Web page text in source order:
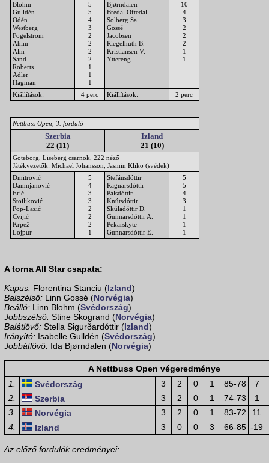
Blohm
Gulldén
Odén
Westberg
Fogelström
Ahlm
Alm
Sand
Roberts
Adler
Hagman
5
5
4
3
2
2
2
2
1
1
1
Bjørndalen
Bredal Oftedal
Solberg Sa.
Gossé
Jacobsen
Riegelhuth B.
Kristiansen V.
Yttereng
10
4
3
2
2
2
1
1
Kiállítások: 4 perc Kiállítások: 2 perc
Nettbuss Open, 3. forduló
Szerbia
22 (11)
Izland
21 (10)
Göteborg, Liseberg csarnok, 222 néző
Játékvezetők: Michael Johansson, Jasmin Kliko (svédek)
Dmitrović
Damnjanović
Erić
Stoiljković
Pop-Lazić
Cvijić
Krpež
Lojpur
5
4
3
3
2
2
2
1
Stefánsdóttir
Ragnarsdóttir
Pálsdóttir
Knútsdóttir
Skúladóttir D.
Gunnarsdóttir A.
Pekarskyte
Gunnarsdóttir E.
5
5
4
3
1
1
1
1
A torna All Star csapata:
Kapus: Florentina Stanciu (Izland)
Balszélső: Linn Gossé (Norvégia)
Beálló: Linn Blohm (Svédország)
Jobbszélső: Stine Skogrand (Norvégia)
Balátlövő: Stella Sigurðardóttir (Izland)
Irányító: Isabelle Gulldén (Svédország)
Jobbátlövő: Ida Bjørndalen (Norvégia)
A Nettbuss Open végeredménye
1.
Svédország 3 2 0 1 85-78
7
2.
Szerbia 3 2 0 1 74-73
1
3.
Norvégia 3 2 0 1 83-72
11
4.
Izland 3 0 0 3 66-85 -19
Az előző fordulók eredményei: